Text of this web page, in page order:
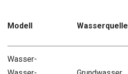
Modell Wasserquelle
Wasser-